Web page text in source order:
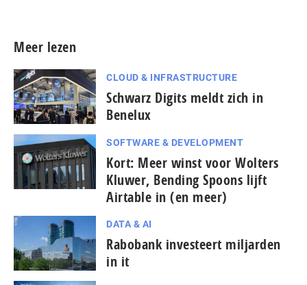
Meer lezen
CLOUD & INFRASTRUCTURE
Schwarz Digits meldt zich in
Benelux
SOFTWARE & DEVELOPMENT
Kort: Meer winst voor Wolters
Kluwer, Bending Spoons lijft
Airtable in (en meer)
DATA & AI
Rabobank investeert miljarden
in it